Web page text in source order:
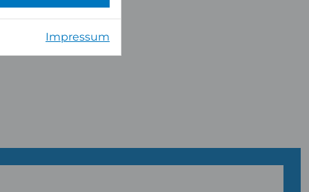
Impressum